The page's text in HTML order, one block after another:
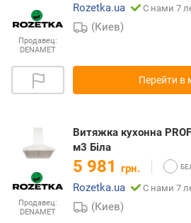
Продавец:
DENAMET
Rozetka.ua
С нами 7
(Киев)
Перейти в
Продавец:
DENAMET
Витяжка кухонна
м3 Біла
5 981 грн.
Rozetka.ua
С нами 7
(Киев)